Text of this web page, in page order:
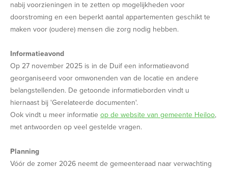
nabij voorzieningen in te zetten op mogelijkheden voor
doorstroming en een beperkt aantal appartementen geschikt te
maken voor (oudere) mensen die zorg nodig hebben.
Informatieavond
Op 27 november 2025 is in de Duif een informatieavond
georganiseerd voor omwonenden van de locatie en andere
belangstellenden. De getoonde informatieborden vindt u
hiernaast bij 'Gerelateerde documenten'.
Ook vindt u meer informatie op de website van gemeente Heiloo,
met antwoorden op veel gestelde vragen.
Planning
Vóór de zomer 2026 neemt de gemeenteraad naar verwachting